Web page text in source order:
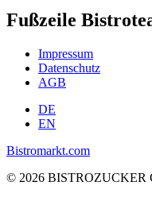
Fußzeile
Impressum
Datenschutz
AGB
DE
EN
Bistromarkt.com
© 2026 BISTROZUCKER